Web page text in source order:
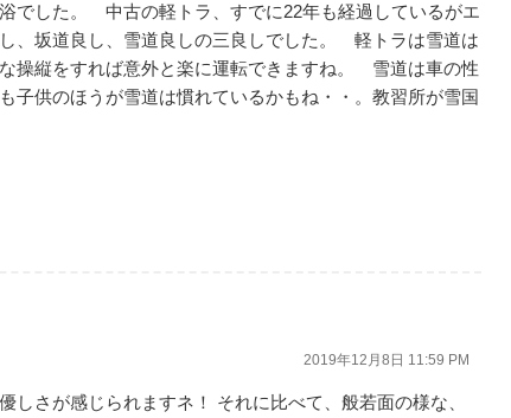
でした。 中古の軽トラ、すでに22年も経過しているがエ
、坂道良し、雪道良しの三良しでした。 軽トラは雪道は
操縦をすれば意外と楽に運転できますね。 雪道は車の性
供のほうが雪道は慣れているかもね・・。教習所が雪国
2019年12月8日 11:59 PM
しさが感じられますネ！ それに比べて、般若面の様な、